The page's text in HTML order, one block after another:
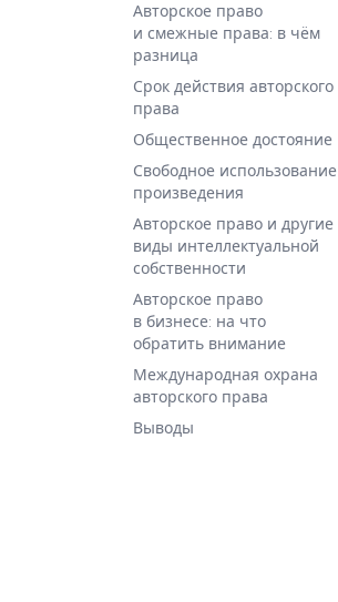
Авторское право
и смежные права: в чём
разница
Срок действия авторского
права
Общественное достояние
Свободное использование
произведения
Авторское право и другие
виды интеллектуальной
собственности
Авторское право
в бизнесе: на что
обратить внимание
Международная охрана
авторского права
Выводы